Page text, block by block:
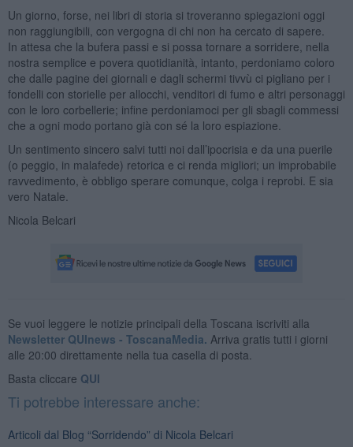
Un giorno, forse, nei libri di storia si troveranno spiegazioni oggi
non raggiungibili, con vergogna di chi non ha cercato di sapere.
In attesa che la bufera passi e si possa tornare a sorridere, nella
nostra semplice e povera quotidianità, intanto, perdoniamo coloro
che dalle pagine dei giornali e dagli schermi tivvù ci pigliano per i
fondelli con storielle per allocchi, venditori di fumo e altri personaggi
con le loro corbellerie; infine perdoniamoci per gli sbagli commessi
che a ogni modo portano già con sé la loro espiazione.
Un sentimento sincero salvi tutti noi dall’ipocrisia e da una puerile
(o peggio, in malafede) retorica e ci renda migliori; un improbabile
ravvedimento, è obbligo sperare comunque, colga i reprobi. E sia
vero Natale.
Nicola Belcari
Se vuoi leggere le notizie principali della Toscana iscriviti alla
Newsletter QUInews - ToscanaMedia. Arriva gratis tutti i giorni
alle 20:00 direttamente nella tua casella di posta.
Basta cliccare QUI
Ti potrebbe interessare anche:
Articoli dal Blog “Sorridendo” di Nicola Belcari